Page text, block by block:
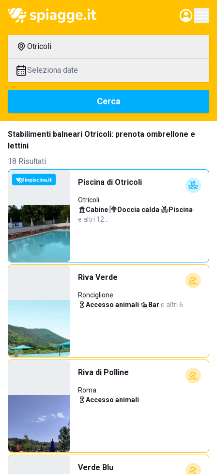
Otricoli
Seleziona date
Cerca
Stabilimenti balneari Otricoli: prenota ombrellone e
lettini
18 Risultati
Piscina di Otricoli
Otricoli
Cabine· Doccia calda· Piscina·
e altri 12…
Riva Verde
Ronciglione
Accesso animali· Bar·e altri 6…
Riva di Polline
Roma
Accesso animali
Verde Blu